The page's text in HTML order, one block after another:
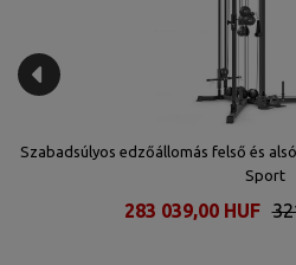
Szabadsúlyos edzőállomás felső és
Sport
283 039,00 HUF